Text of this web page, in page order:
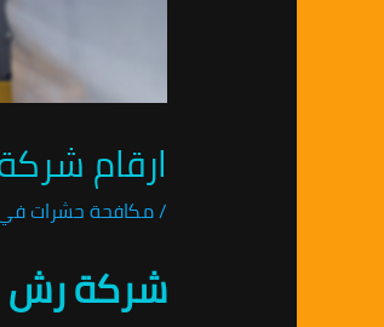
ارقام شركة رش
/مكافحة حشرات
شركة رش